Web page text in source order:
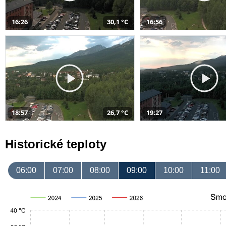
16:26 30,1 °C 16:56
18:57 26,7 °C 19:27
Historické teploty
06:00 07:00 08:00 09:00 10:00 11:00